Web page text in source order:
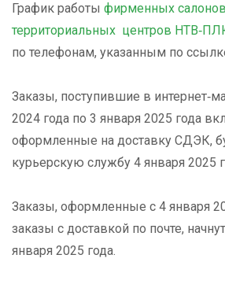
График работы фирменных
территориальных центров
по телефонам, указанным по
Заказы, поступившие в
2024 года по 3 января 2025 года
оформленные на доставку СДЭК,
курьерскую службу 4 января 2025
Заказы, оформленные с 4 января
заказы с доставкой по почте,
января 2025 года.